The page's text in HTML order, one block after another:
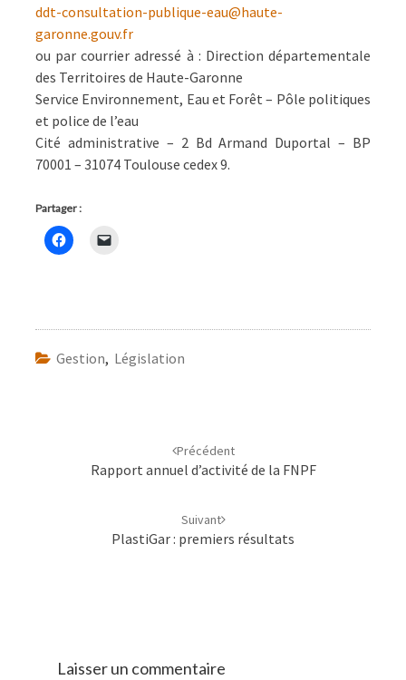
ddt-consultation-publique-eau@haute-
garonne.gouv.fr
ou par courrier adressé à : Direction départementale
des Territoires de Haute-Garonne
Service Environnement, Eau et Forêt – Pôle politiques
et police de l’eau
Cité administrative – 2 Bd Armand Duportal – BP
70001 – 31074 Toulouse cedex 9.
Partager :
Gestion, Législation
Précédent
Rapport annuel d’activité de la FNPF
Suivant
PlastiGar : premiers résultats
Laisser un commentaire